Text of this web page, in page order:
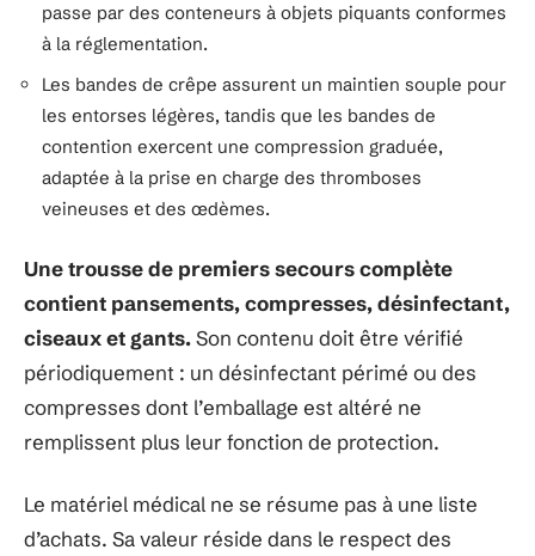
passe par des conteneurs à objets piquants conformes
à la réglementation.
Les bandes de crêpe assurent un maintien souple pour
les entorses légères, tandis que les bandes de
contention exercent une compression graduée,
adaptée à la prise en charge des thromboses
veineuses et des œdèmes.
Une trousse de premiers secours complète
contient pansements, compresses, désinfectant,
ciseaux et gants.Son contenu doit être vérifié
périodiquement : un désinfectant périmé ou des
compresses dont l’emballage est altéré ne
remplissent plus leur fonction de protection.
Le matériel médical ne se résume pas à une liste
d’achats. Sa valeur réside dans le respect des